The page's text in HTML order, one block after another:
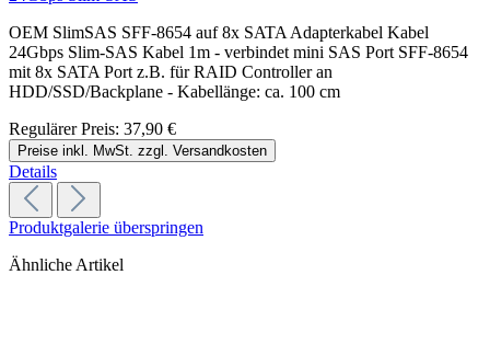
OEM SlimSAS SFF-8654 auf 8x SATA Adapterkabel Kabel
24Gbps Slim-SAS Kabel 1m - verbindet mini SAS Port SFF-8654
mit 8x SATA Port z.B. für RAID Controller an
HDD/SSD/Backplane - Kabellänge: ca. 100 cm
Regulärer Preis: 37,90 €
Preise inkl. MwSt. zzgl. Versandkosten
Details
Produktgalerie überspringen
Ähnliche Artikel